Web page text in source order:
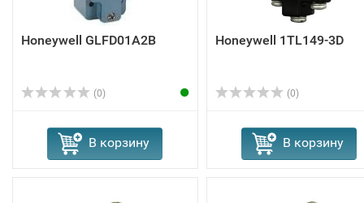
Honeywell GLFD01A2B
(0)
В корзину
Honeywell 1TL149-3D
(0)
В корзину